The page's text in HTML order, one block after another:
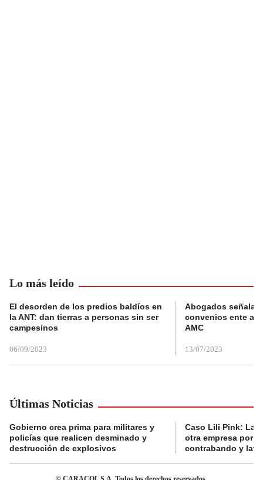
Lo más leído
El desorden de los predios baldíos en
la ANT: dan tierras a personas sin ser
campesinos
06/09/2023
Abogados
convenios ente
AMC
13/07/2023
Últimas Noticias
Gobierno crea prima para militares y
policías que realicen desminado y
destrucción de explosivos
Caso Lili Pink: La
otra empresa por
contrabando y